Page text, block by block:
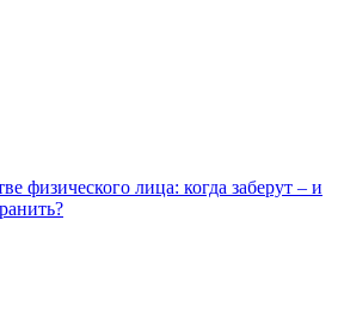
физического лица: когда заберут – и